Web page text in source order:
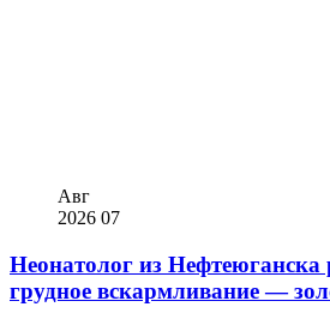
Авг
2026 07
Неонатолог из Нефтеюганска
грудное вскармливание —